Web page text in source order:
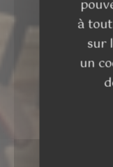
à
sur
un